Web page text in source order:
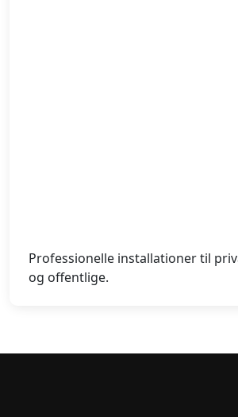
Professionelle installationer til
og offentlige.